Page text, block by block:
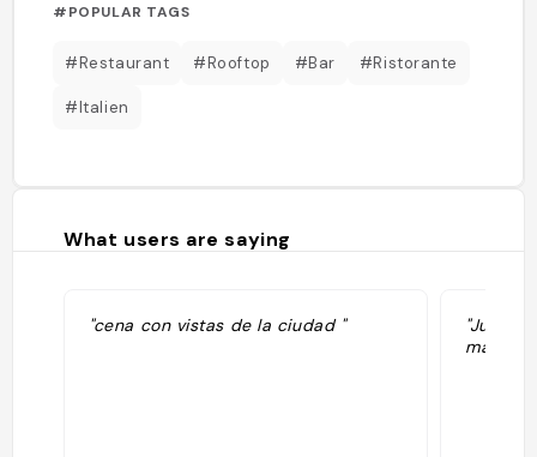
#POPULAR TAGS
#Restaurant #Rooftop #Bar #Ristorante
#Italien
What users are saying
"cena con vistas de la ciudad "
"Juste
manger